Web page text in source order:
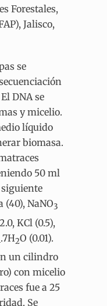
Forestales,
Jalisco,
se
DNA se
y micelio.
líquido
biomasa.
50 ml
NaNO3
KCl (0.5),
.7H2O (0.01).
un cilindro
con micelio
fue a 25
Se